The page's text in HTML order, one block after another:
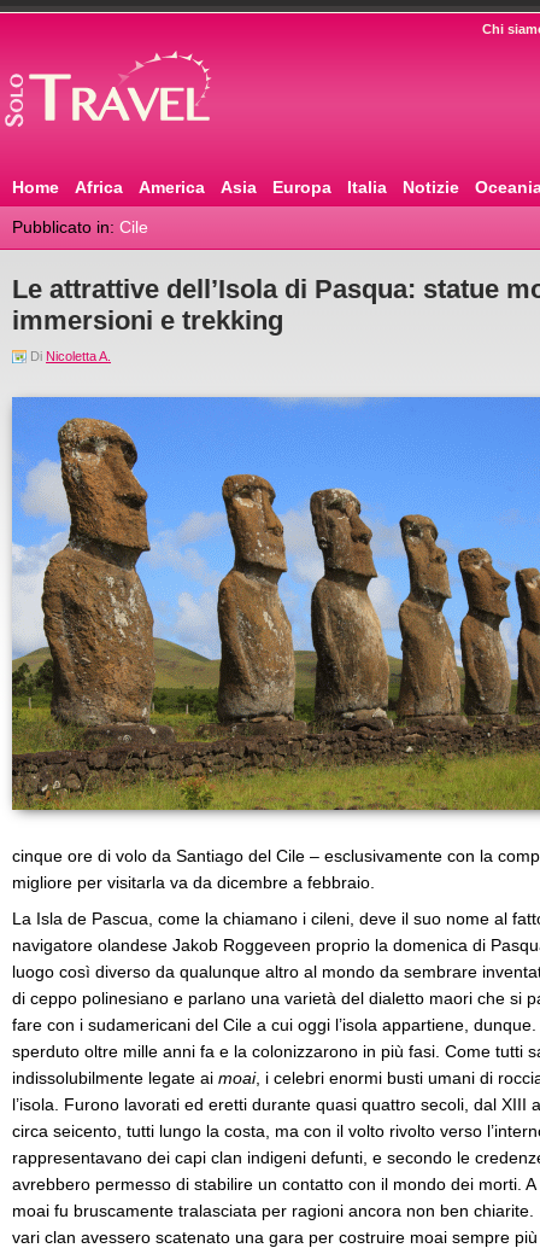
Chi
Home Africa America Asia Europa Italia Notizie
Pubblicato in: Cile
Le attrattive dell’Isola di Pasqua: statue
immersioni e trekking
Di Nicoletta A.
cinque ore di volo da Santiago del Cile – esclusivamente con la
migliore per visitarla va da dicembre a febbraio.
La Isla de Pascua, come la chiamano i cileni, deve il suo nome al
navigatore olandese Jakob Roggeveen proprio la domenica di
luogo così diverso da qualunque altro al mondo da sembrare
di ceppo polinesiano e parlano una varietà del dialetto maori che si
fare con i sudamericani del Cile a cui oggi l’isola appartiene,
sperduto oltre mille anni fa e la colonizzarono in più fasi. Come tutti
indissolubilmente legate ai moai, i celebri enormi busti umani di
l’isola. Furono lavorati ed eretti durante quasi quattro secoli, dal XIII
circa seicento, tutti lungo la costa, ma con il volto rivolto verso
rappresentavano dei capi clan indigeni defunti, e secondo le
avrebbero permesso di stabilire un contatto con il mondo dei morti.
moai fu bruscamente tralasciata per ragioni ancora non ben chiarite.
vari clan avessero scatenato una gara per costruire moai sempre